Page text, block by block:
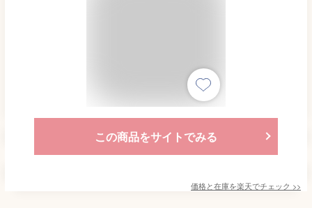
この商品をサイトでみる
価格と在庫を楽天でチェック >>